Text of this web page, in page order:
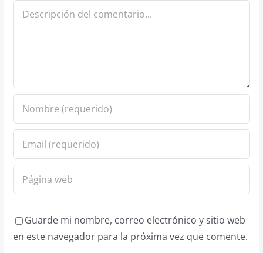
Comentario
Guarde mi nombre, correo electrónico y sitio web
en este navegador para la próxima vez que comente.